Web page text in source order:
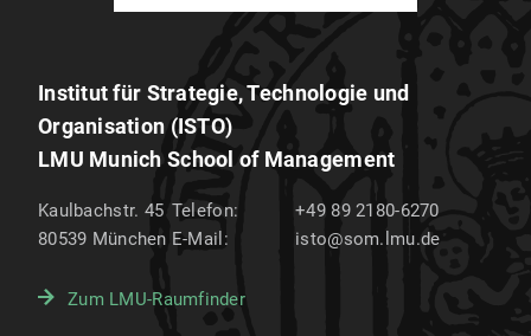
Institut für Strategie, Technologie und
Organisation (ISTO)
LMU Munich School of Management
Kaulbachstr. 45
80539 München
Telefon:
+49 89 2180-6270
E-Mail:
isto@som.lmu.de
Zum LMU-Raumfinder